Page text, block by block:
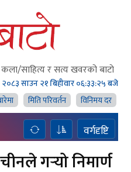
साहित्य र सत्य खवरको बाटाे
२०८३ साउन २१ बिहीवार०६:३३:२६ बजे
मिति परिवर्तन विनिमय दर
वर्गदृष्टि
गर्‍यो निमार्ण